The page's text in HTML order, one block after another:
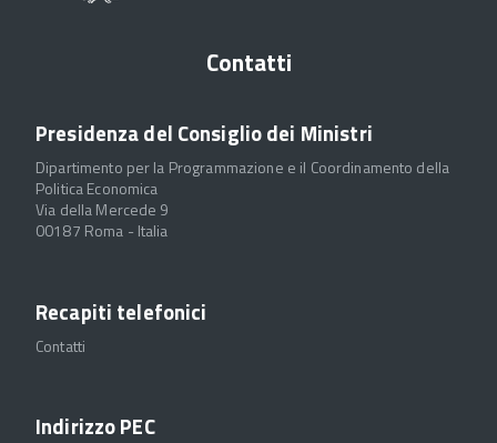
Contatti
Presidenza del Consiglio dei Ministri
Dipartimento per la Programmazione e il Coordinamento della
Politica Economica
Via della Mercede 9
00187 Roma - Italia
Recapiti telefonici
Contatti
Indirizzo PEC